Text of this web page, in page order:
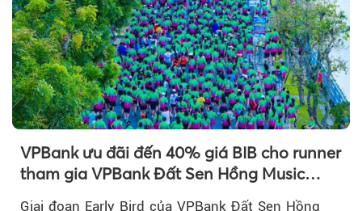
VPBank ưu đãi đến 40% giá BIB cho runner
tham gia VPBank Đất Sen Hồng Music
Giai đoạn Early Bird của VPBank Đất Sen Hồng